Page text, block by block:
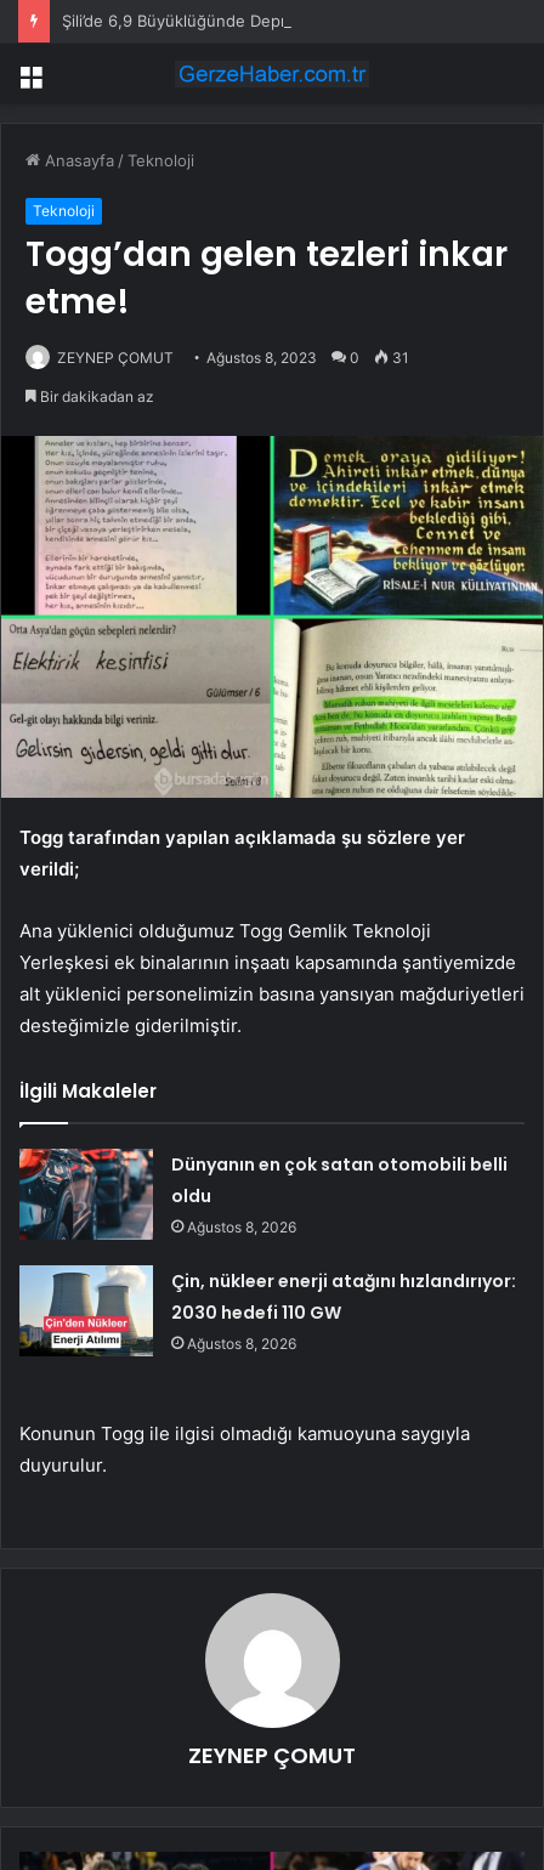
Şili’de 6,9 Büyüklüğünde Deprem
Menü
Anasayfa /Teknoloji
Teknoloji
Togg’dan gelen tezleri inkar
etme!
ZEYNEP ÇOMUT Ağustos 8, 2023 0 31
Bir dakikadan az
Togg tarafından yapılan açıklamada şu sözlere yer
verildi;
Ana yüklenici olduğumuz Togg Gemlik Teknoloji
Yerleşkesi ek binalarının inşaatı kapsamında şantiyemizde
alt yüklenici personelimizin basına yansıyan mağduriyetleri
desteğimizle giderilmiştir.
İlgili Makaleler
Dünyanın en çok satan otomobili belli
oldu
Ağustos 8, 2026
Çin, nükleer enerji atağını hızlandırıyor:
2030 hedefi 110 GW
Ağustos 8, 2026
Konunun Togg ile ilgisi olmadığı kamuoyuna saygıyla
duyurulur.
ZEYNEP ÇOMUT